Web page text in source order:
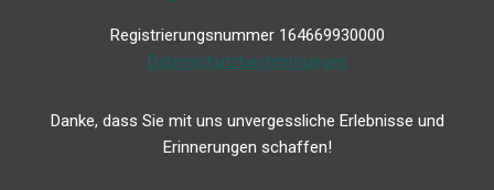
Registrierungsnummer 164669930000
Datenschutzbestimmungen
Danke, dass Sie mit uns unvergessliche Erlebnisse und
Erinnerungen schaffen!